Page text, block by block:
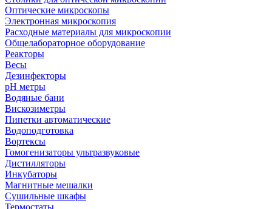
Оптические микроскопы
Электронная микроскопия
Расходные материалы для микроскопии
Общелабораторное оборудование
Реакторы
Весы
Дезинфекторы
рН метры
Водяные бани
Вискозиметры
Пипетки автоматические
Водоподготовка
Вортексы
Гомогенизаторы ультразвуковые
Дистилляторы
Инкубаторы
Магнитные мешалки
Сушильные шкафы
Термостаты